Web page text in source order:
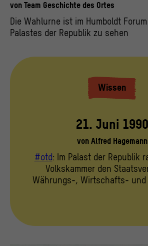
von Team Geschichte des Ortes
Die Wahlurne ist im Humboldt
Palastes der Republik zu sehen
Wissen
21. Juni 1990
von Alfred Hagemann
#otd: Im Palast der Republik
Volkskammer den
Währungs-, Wirtschafts- und